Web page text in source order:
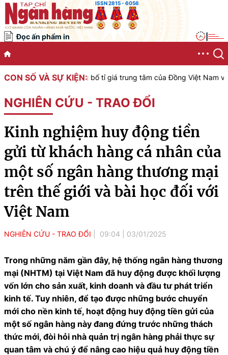
ISSN 2815 - 6056
Đọc ấn phẩm in
CON SỐ VÀ SỰ KIỆN:
công bố tỉ giá trung tâm của Đồng Việt Nam với Đô la Mỹ, áp
NGHIÊN CỨU - TRAO ĐỔI
Kinh nghiệm huy động tiền
gửi từ khách hàng cá nhân của
một số ngân hàng thương mại
trên thế giới và bài học đối với
Việt Nam
NGHIÊN CỨU - TRAO ĐỔI 09:04 03/01/2025
Trong những năm gần đây, hệ thống ngân hàng thương
mại (NHTM) tại Việt Nam đã huy động được khối lượng
vốn lớn cho sản xuất, kinh doanh và đầu tư phát triển
kinh tế. Tuy nhiên, để tạo được những bước chuyển
mới cho nền kinh tế, hoạt động huy động tiền gửi của
một số ngân hàng này đang đứng trước những thách
thức mới, đòi hỏi nhà quản trị ngân hàng phải thực sự
quan tâm và chú ý để nâng cao hiệu quả huy động tiền